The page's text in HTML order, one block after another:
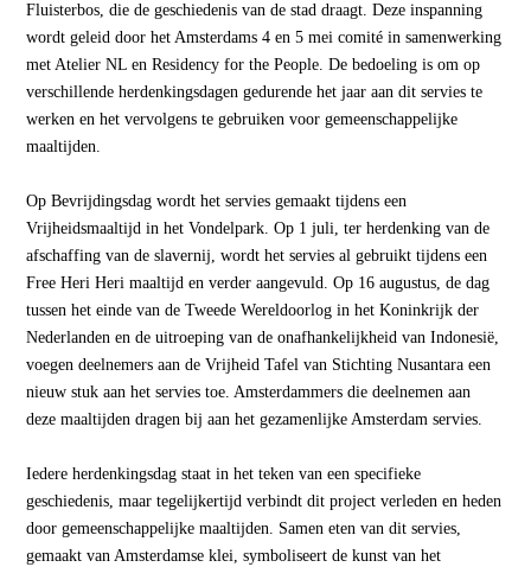
Fluisterbos, die de geschiedenis van de stad draagt. Deze inspanning
wordt geleid door het Amsterdams 4 en 5 mei comité in samenwerking
met Atelier NL en Residency for the People. De bedoeling is om op
verschillende herdenkingsdagen gedurende het jaar aan dit servies te
werken en het vervolgens te gebruiken voor gemeenschappelijke
maaltijden.
Op Bevrijdingsdag wordt het servies gemaakt tijdens een
Vrijheidsmaaltijd in het Vondelpark. Op 1 juli, ter herdenking van de
afschaffing van de slavernij, wordt het servies al gebruikt tijdens een
Free Heri Heri maaltijd en verder aangevuld. Op 16 augustus, de dag
tussen het einde van de Tweede Wereldoorlog in het Koninkrijk der
Nederlanden en de uitroeping van de onafhankelijkheid van Indonesië,
voegen deelnemers aan de Vrijheid Tafel van Stichting Nusantara een
nieuw stuk aan het servies toe. Amsterdammers die deelnemen aan
deze maaltijden dragen bij aan het gezamenlijke Amsterdam servies.
Iedere herdenkingsdag staat in het teken van een specifieke
geschiedenis, maar tegelijkertijd verbindt dit project verleden en heden
door gemeenschappelijke maaltijden. Samen eten van dit servies,
gemaakt van Amsterdamse klei, symboliseert de kunst van het